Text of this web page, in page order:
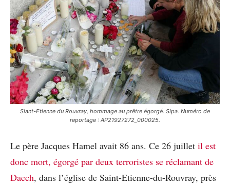
Siant-Etienne du Rouvray, hommage au prêtre égorgé. Sipa. Numéro de
reportage : AP21927272_000025.
Le père Jacques Hamel avait 86 ans. Ce 26 juillet il est
donc mort, égorgé par deux terroristes se réclamant de
Daech, dans l’église de Saint-Etienne-du-Rouvray, près